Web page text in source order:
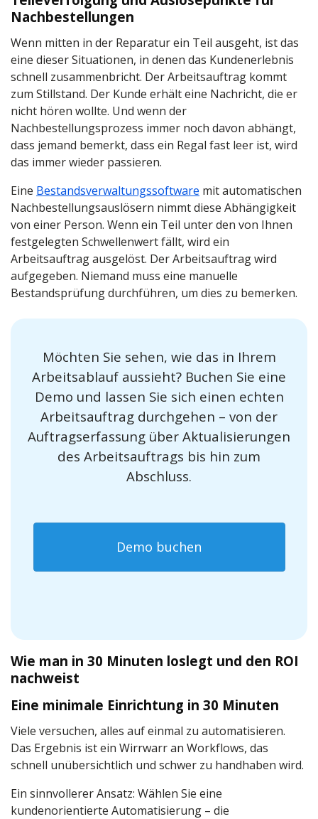
Nachbestellungen
Wenn mitten in der Reparatur ein Teil ausgeht, ist das
eine dieser Situationen, in denen das Kundenerlebnis
schnell zusammenbricht. Der Arbeitsauftrag kommt
zum Stillstand. Der Kunde erhält eine Nachricht, die er
nicht hören wollte. Und wenn der
Nachbestellungsprozess immer noch davon abhängt,
dass jemand bemerkt, dass ein Regal fast leer ist, wird
das immer wieder passieren.
Eine Bestandsverwaltungssoftware mit automatischen
Nachbestellungsauslösern nimmt diese Abhängigkeit
von einer Person. Wenn ein Teil unter den von Ihnen
festgelegten Schwellenwert fällt, wird ein
Arbeitsauftrag ausgelöst. Der Arbeitsauftrag wird
aufgegeben. Niemand muss eine manuelle
Bestandsprüfung durchführen, um dies zu bemerken.
Möchten Sie sehen, wie das in Ihrem
Arbeitsablauf aussieht? Buchen Sie eine
Demo und lassen Sie sich einen echten
Arbeitsauftrag durchgehen – von der
Auftragserfassung über Aktualisierungen
des Arbeitsauftrags bis hin zum
Abschluss.
Demo buchen
Wie man in 30 Minuten loslegt und den ROI
nachweist
Eine minimale Einrichtung in 30 Minuten
Viele versuchen, alles auf einmal zu automatisieren.
Das Ergebnis ist ein Wirrwarr an Workflows, das
schnell unübersichtlich und schwer zu handhaben wird.
Ein sinnvollerer Ansatz: Wählen Sie eine
kundenorientierte Automatisierung – die